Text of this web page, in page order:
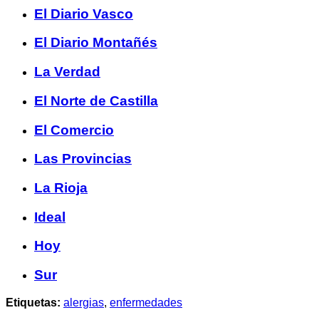
El Diario Vasco
El Diario Montañés
La Verdad
El Norte de Castilla
El Comercio
Las Provincias
La Rioja
Ideal
Hoy
Sur
Etiquetas: alergias, enfermedades